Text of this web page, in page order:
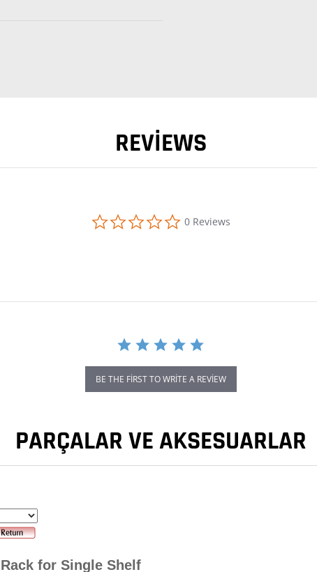
REVIEWS
0.0 star rating
0 Reviews
BE THE FIRST TO WRITE A REVIEW
PARÇALAR VE AKSESUARLAR